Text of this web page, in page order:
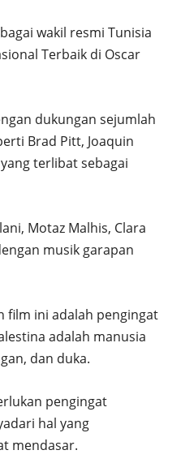
wakil resmi Tunisia
Terbaik di Oscar
dukungan sejumlah
Brad Pitt, Joaquin
terlibat sebagai
Motaz Malhis, Clara
musik garapan
film ini adalah pengingat
adalah manusia
dan duka.
pengingat
hal yang
mendasar.